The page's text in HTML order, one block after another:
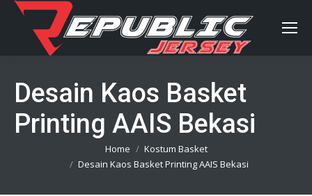
Desain Kaos Basket
Printing AAIS Bekasi
Home
Kostum Basket
Desain Kaos Basket Printing AAIS Bekasi